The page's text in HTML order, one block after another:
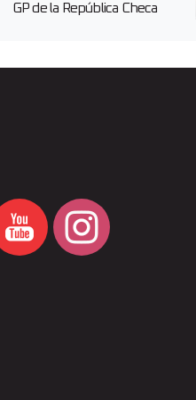
GP de la República Checa